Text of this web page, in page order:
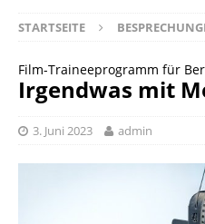
STARTSEITE
Film-Traineeprogramm für
Irgendwas mit
3. Juni 2023 admin